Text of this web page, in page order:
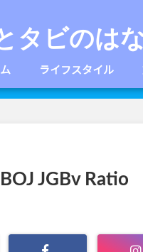
タビのは
ライフスタイル
JGBv Ratio